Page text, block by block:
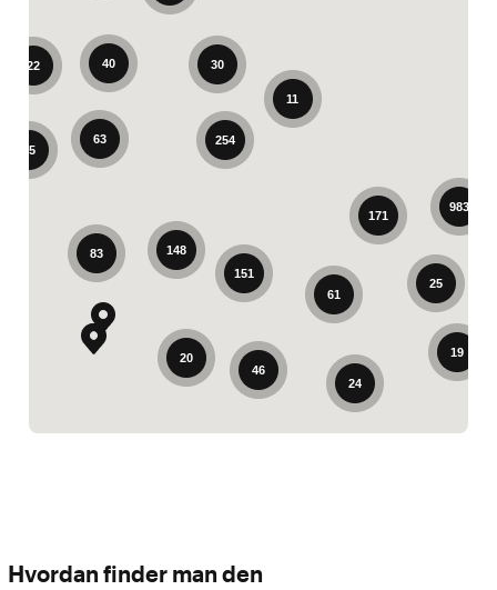
983
148
83
254
151
63
171
61
24
40
20
11
22
46
19
15
30
25
Hvordan finder man den